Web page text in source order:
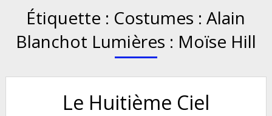
Étiquette : Costumes : Alain
Blanchot Lumières : Moïse Hill
Le Huitième Ciel